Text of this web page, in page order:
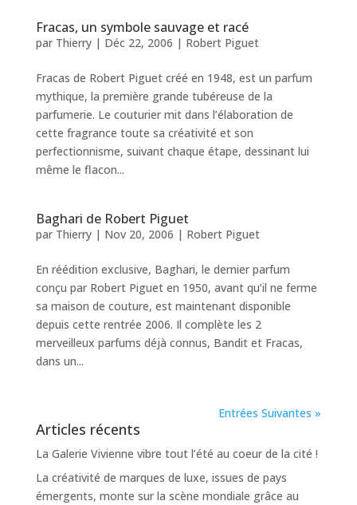
Fracas, un symbole sauvage et racé
par Thierry| Déc 22, 2006 | Robert Piguet
Fracas de Robert Piguet créé en 1948, est un parfum
mythique, la première grande tubéreuse de la
parfumerie. Le couturier mit dans l’élaboration de
cette fragrance toute sa créativité et son
perfectionnisme, suivant chaque étape, dessinant lui
même le flacon...
Baghari de Robert Piguet
par Thierry| Nov 20, 2006 | Robert Piguet
En réédition exclusive, Baghari, le dernier parfum
conçu par Robert Piguet en 1950, avant qu’il ne ferme
sa maison de couture, est maintenant disponible
depuis cette rentrée 2006. Il complète les 2
merveilleux parfums déjà connus, Bandit et Fracas,
dans un...
Entrées Suivantes »
Articles récents
La Galerie Vivienne vibre tout l’été au coeur de la cité !
La créativité de marques de luxe, issues de pays
émergents, monte sur la scène mondiale grâce au